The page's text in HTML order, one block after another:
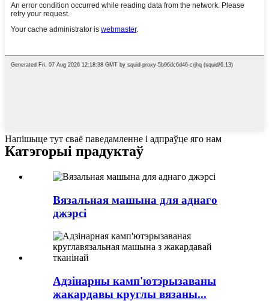
Напішыце тут сваё паведамленне і адпраўце яго нам
Катэгорыі прадуктаў
Вязальная машына для аднаго
джэрсі
Адзінарны камп'ютэрызаваны
жакардавы круглы вязаны...